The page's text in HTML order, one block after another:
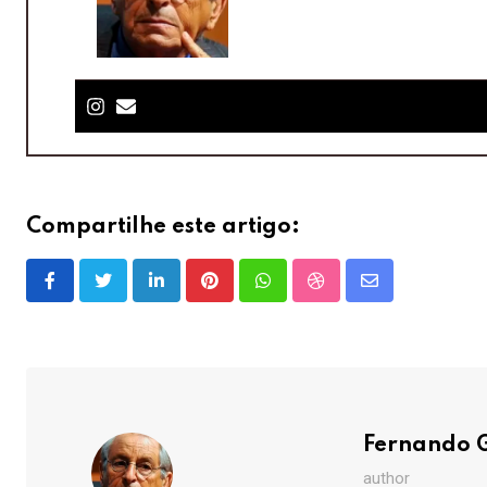
Compartilhe este artigo:
LinkedInPinterestWhatsappStumbleUpon
Share
Fernando
author